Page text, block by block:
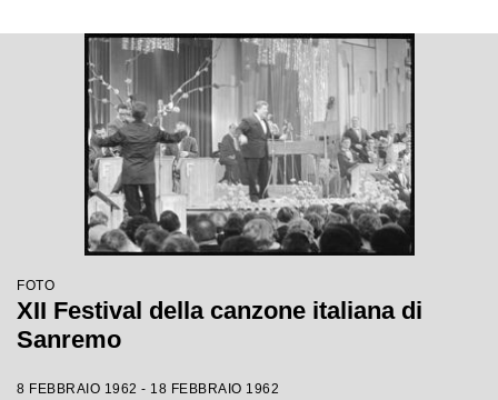
FOTO
XII Festival della canzone italiana di
Sanremo
8 FEBBRAIO 1962 - 18 FEBBRAIO 1962